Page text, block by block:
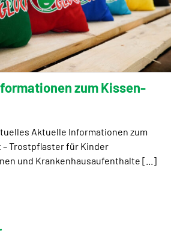
zum Kissen-
Aktuelle Informationen zum
Trostpflaster für Kinder
und Krankenhausaufenthalte [...]